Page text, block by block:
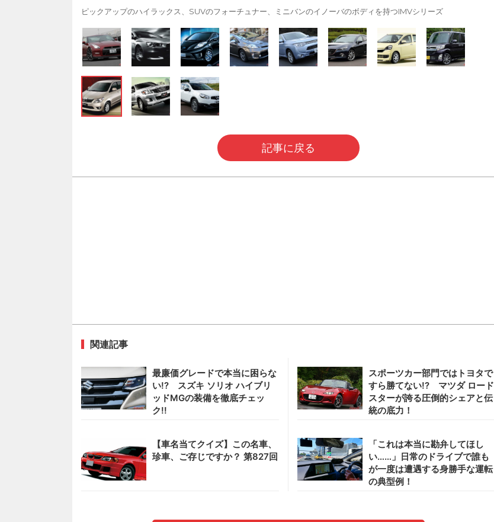
ピックアップのハイラックス、SUVのフォーチュナー、ミニバンのイノーバのボディを持つIMVシリーズ
記事に戻る
関連記事
最廉価グレードで本当に困らな
い!? スズキ ソリオ ハイブリ
ッドMGの装備を徹底チェッ
ク!!
スポーツカー部門ではトヨタで
すら勝てない!? マツダ ロード
スターが誇る圧倒的シェアと伝
統の底力！
【車名当てクイズ】この名車、
珍車、ご存じですか？ 第827回
「これは本当に勘弁してほし
い……」日常のドライブで誰も
が一度は遭遇する身勝手な運転
の典型例！